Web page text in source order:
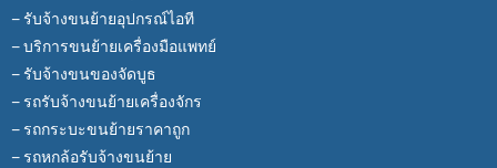
– รับจ้างขนย้ายอุปกรณ์ไอที
– บริการขนย้ายเครื่องมือแพทย์
– รับจ้างขนของจัดบูธ
– รถรับจ้างขนย้ายเครื่องจักร
– รถกระบะขนย้ายราคาถูก
– รถหกล้อรับจ้างขนย้าย